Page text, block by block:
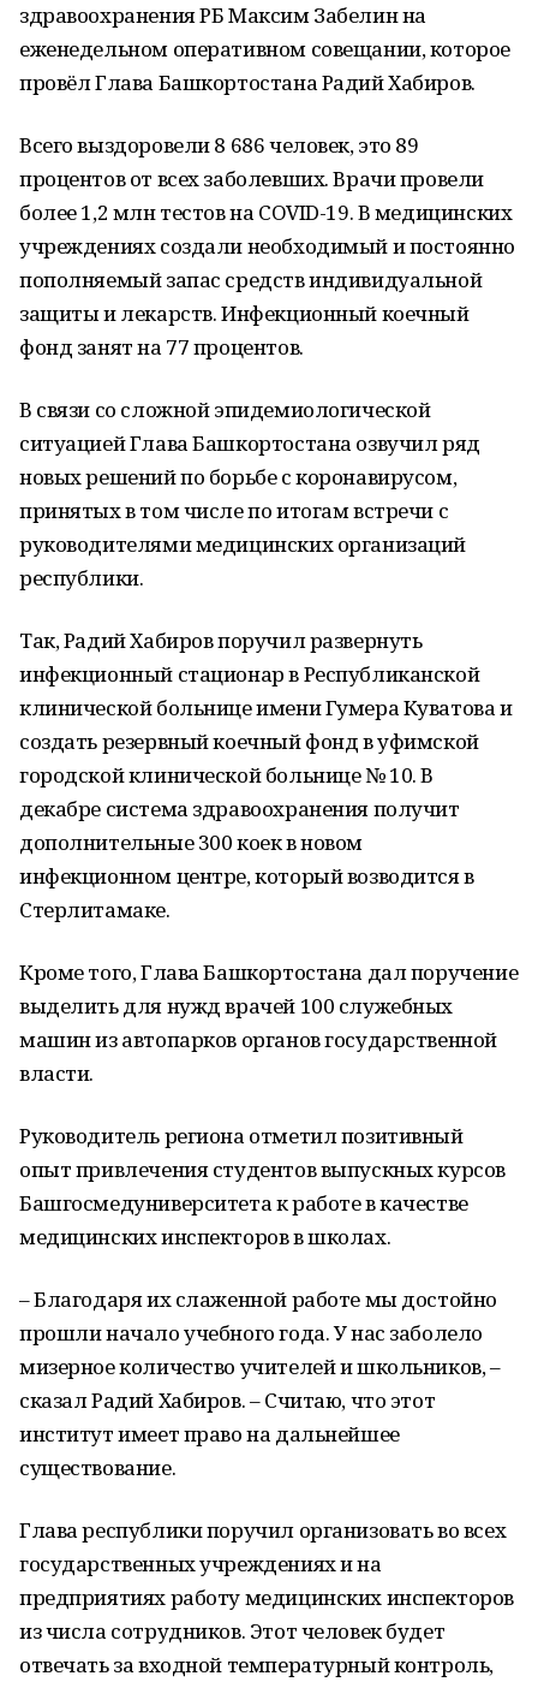
здравоохранения РБ Максим Забелин на
еженедельном оперативном совещании, которое
провёл Глава Башкортостана Радий Хабиров.
Всего выздоровели 8 686 человек, это 89
процентов от всех заболевших. Врачи провели
более 1,2 млн тестов на COVID-19. В медицинских
учреждениях создали необходимый и постоянно
пополняемый запас средств индивидуальной
защиты и лекарств. Инфекционный коечный
фонд занят на 77 процентов.
В связи со сложной эпидемиологической
ситуацией Глава Башкортостана озвучил ряд
новых решений по борьбе с коронавирусом,
принятых в том числе по итогам встречи с
руководителями медицинских организаций
республики.
Так, Радий Хабиров поручил развернуть
инфекционный стационар в Республиканской
клинической больнице имени Гумера Куватова и
создать резервный коечный фонд в уфимской
городской клинической больнице № 10. В
декабре система здравоохранения получит
дополнительные 300 коек в новом
инфекционном центре, который возводится в
Стерлитамаке.
Кроме того, Глава Башкортостана дал поручение
выделить для нужд врачей 100 служебных
машин из автопарков органов государственной
власти.
Руководитель региона отметил позитивный
опыт привлечения студентов выпускных курсов
Башгосмедуниверситета к работе в качестве
медицинских инспекторов в школах.
– Благодаря их слаженной работе мы достойно
прошли начало учебного года. У нас заболело
мизерное количество учителей и школьников, –
сказал Радий Хабиров. – Считаю, что этот
институт имеет право на дальнейшее
существование.
Глава республики поручил организовать во всех
государственных учреждениях и на
предприятиях работу медицинских инспекторов
из числа сотрудников. Этот человек будет
отвечать за входной температурный контроль,